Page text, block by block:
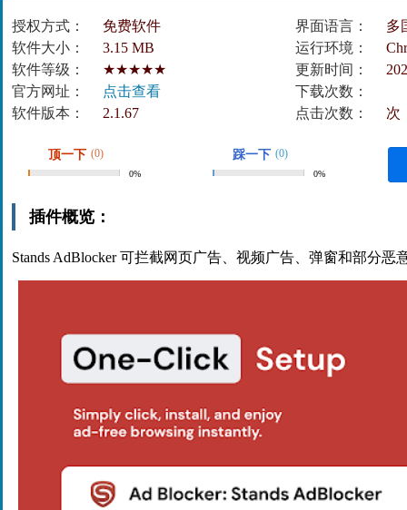
授权方式： 免费软件 界面语言：
多
软件大小：
3.15 MB 运行环境：
软件等级：
★★★★★ 更新时间：
官方网址：
点击查看
下载次数：
软件版本：
2.1.67 点击次数： 次
顶一下 (0)
0%
踩一下 (0)
0%
插件概览：
Stands AdBlocker 可拦截网页广告、视频广告、弹窗和部分恶